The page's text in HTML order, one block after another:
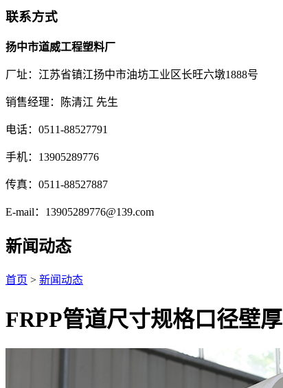
联系方式
扬中市道威工程塑料厂
厂址：江苏省镇江扬中市油坊工业区长旺六墩1888号
销售经理：陈清江 先生
电话：0511-88527791
手机：13905289776
传真：0511-88527887
E-mail：13905289776@139.com
新闻动态
首页 > 新闻动态
FRPP管道尺寸规格口径壁厚